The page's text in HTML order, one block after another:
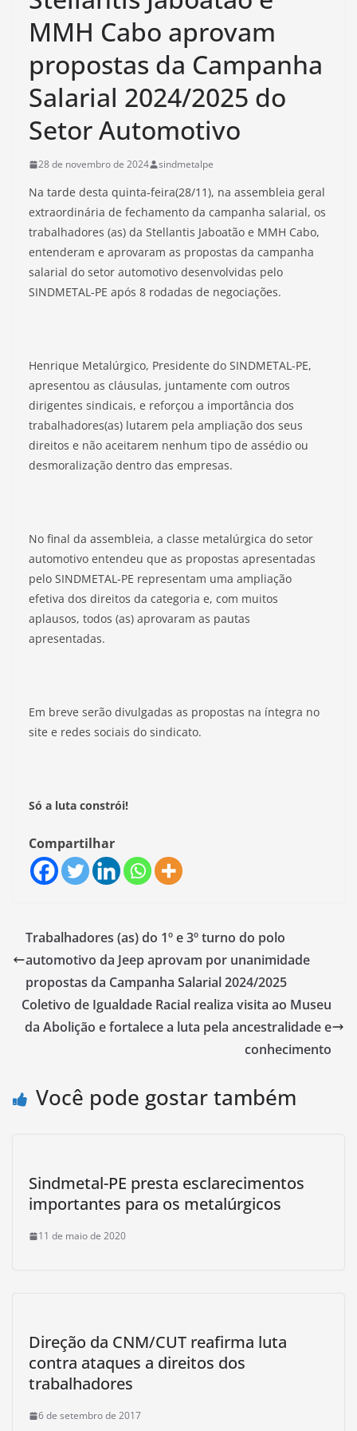
MMH Cabo aprovam
propostas da Campanha
Salarial 2024/2025 do
Setor Automotivo
28 de novembro de 2024 sindmetalpe
Na tarde desta quinta-feira(28/11), na assembleia geral
extraordinária de fechamento da campanha salarial, os
trabalhadores (as) da Stellantis Jaboatão e MMH Cabo,
entenderam e aprovaram as propostas da campanha
salarial do setor automotivo desenvolvidas pelo
SINDMETAL-PE após 8 rodadas de negociações.
Henrique Metalúrgico, Presidente do SINDMETAL-PE,
apresentou as cláusulas, juntamente com outros
dirigentes sindicais, e reforçou a importância dos
trabalhadores(as) lutarem pela ampliação dos seus
direitos e não aceitarem nenhum tipo de assédio ou
desmoralização dentro das empresas.
No final da assembleia, a classe metalúrgica do setor
automotivo entendeu que as propostas apresentadas
pelo SINDMETAL-PE representam uma ampliação
efetiva dos direitos da categoria e, com muitos
aplausos, todos (as) aprovaram as pautas
apresentadas.
Em breve serão divulgadas as propostas na íntegra no
site e redes sociais do sindicato.
Só a luta constrói!
Compartilhar
Trabalhadores (as) do 1º e 3º turno do polo
automotivo da Jeep aprovam por unanimidade
propostas da Campanha Salarial 2024/2025
Coletivo de Igualdade Racial realiza visita ao Museu
da Abolição e fortalece a luta pela ancestralidade e
conhecimento
Você pode gostar também
Sindmetal-PE presta esclarecimentos
importantes para os metalúrgicos
11 de maio de 2020
Direção da CNM/CUT reafirma luta
contra ataques a direitos dos
trabalhadores
6 de setembro de 2017